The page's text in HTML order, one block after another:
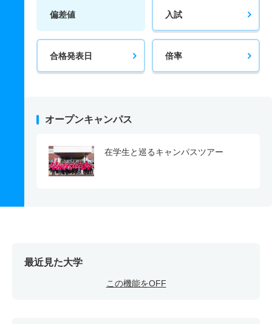
偏差値 入試
合格発表日 倍率
オープンキャンパス
在学生と巡るキャンパスツアー
最近見た大学
この機能をOFF